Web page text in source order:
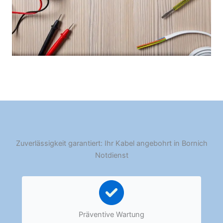
Zuverlässigkeit garantiert: Ihr Kabel angebohrt in Bornich
Notdienst
Präventive Wartung